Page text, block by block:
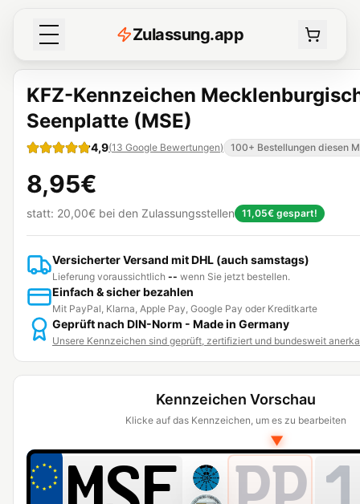
Zulassung.app
KFZ-Kennzeichen
Seenplatte (MSE)
4,9(13 Google Bewertungen) 100+ Bestellungen diesen
8,95€
statt: 20,00€ bei den Zulassungsstellen 11,05€ gespart!
Versicherter Versand mit DHL (auch samstags)
Lieferung voraussichtlich -- wenn Sie jetzt bestellen.
Einfach & sicher bezahlen
Mit PayPal, Klarna, Apple Pay, Google Pay oder Kreditkarte
Geprüft nach DIN-Norm - Made in Germany
Unsere Kennzeichen sind geprüft, zertifiziert und bundesweit
Kennzeichen Vorschau
Klicke auf das Kennzeichen, um es zu bearbeiten
▼